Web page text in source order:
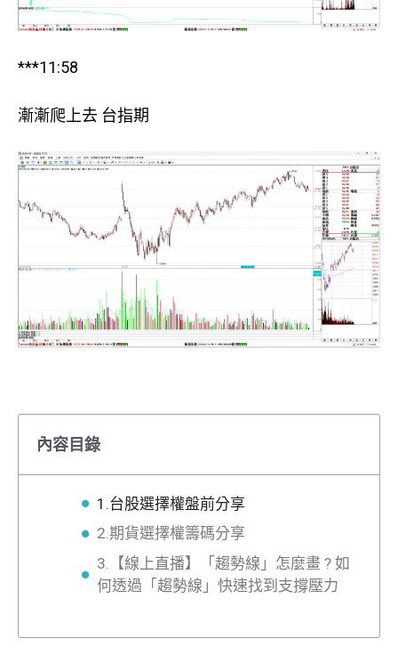
***11:58
漸漸爬上去 台指期
內容目錄
1.台股選擇權盤前分享
2.期貨選擇權籌碼分享
3.【線上直播】「趨勢線」怎麼畫 ? 如
何透過「趨勢線」快速找到支撐壓力